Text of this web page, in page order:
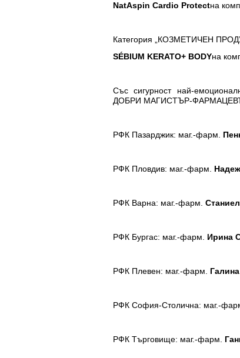
NatAspin Cardio Protectна
Категория „КОЗМЕТИЧЕН
SÉBIUM KERATO+ BODYна
Със сигурност най-
ДОБРИ МАГИСТЪР-
РФК Пазарджик: маг.-фарм.
РФК Пловдив: маг.-фарм.
РФК Варна: маг.-фарм.
РФК Бургас: маг.-фарм. Ирина
РФК Плевен: маг.-фарм.
РФК София-Столична: маг.-
РФК Търговище: маг.-фарм.